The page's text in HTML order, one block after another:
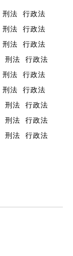
刑法
行政法
刑法
行政法
刑法
行政法
刑法
行政法
刑法
行政法
刑法
行政法
刑法
行政法
刑法
行政法
刑法 行政法